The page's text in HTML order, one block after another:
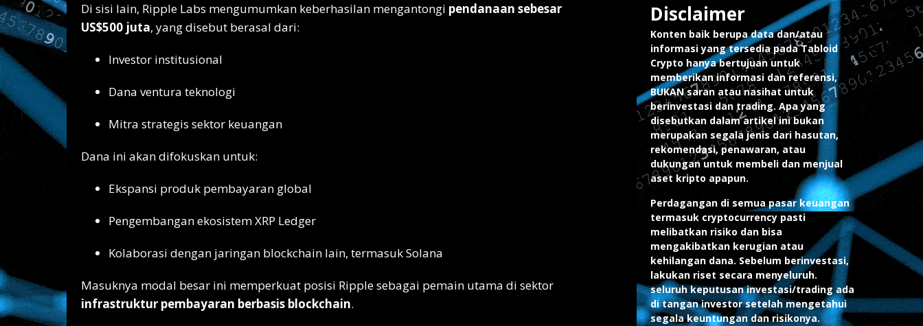
Di sisi lain, Ripple Labs mengumumkan keberhasilan mengantongi pendanaan sebesar
US$500 juta, yang disebut berasal dari:
Investor institusional
Dana ventura teknologi
Mitra strategis sektor keuangan
Dana ini akan difokuskan untuk:
Ekspansi produk pembayaran global
Pengembangan ekosistem XRP Ledger
Kolaborasi dengan jaringan blockchain lain, termasuk Solana
Masuknya modal besar ini memperkuat posisi Ripple sebagai pemain utama di sektor
infrastruktur pembayaran berbasis blockchain.
Disclaimer
Konten baik berupa data dan/atau
informasi yang tersedia pada Tabloid
Crypto hanya bertujuan untuk
memberikan informasi dan referensi,
BUKAN saran atau nasihat untuk
berinvestasi dan trading. Apa yang
disebutkan dalam artikel ini bukan
merupakan segala jenis dari hasutan,
rekomendasi, penawaran, atau
dukungan untuk membeli dan menjual
aset kripto apapun.
Perdagangan di semua pasar keuangan
termasuk cryptocurrency pasti
melibatkan risiko dan bisa
mengakibatkan kerugian atau
kehilangan dana. Sebelum berinvestasi,
lakukan riset secara menyeluruh.
seluruh keputusan investasi/trading ada
di tangan investor setelah mengetahui
segala keuntungan dan risikonya.